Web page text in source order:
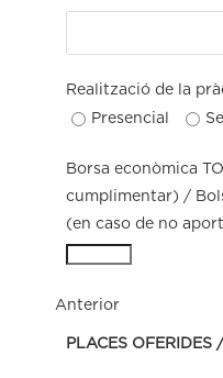
Realització de la
Presencial
Borsa econòmica
cumplimentar) /
(en caso de no
Anterior
PLACES